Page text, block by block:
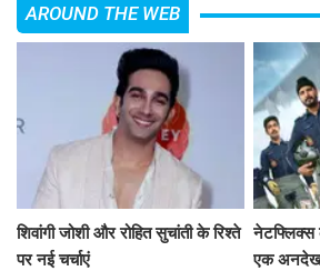
AROUND THE WEB
शिवांगी जोशी और रोहित सुचांती के रिश्ते
पर नई चर्चाएं
एक